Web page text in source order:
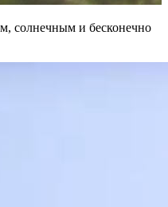
солнечным и бесконечно